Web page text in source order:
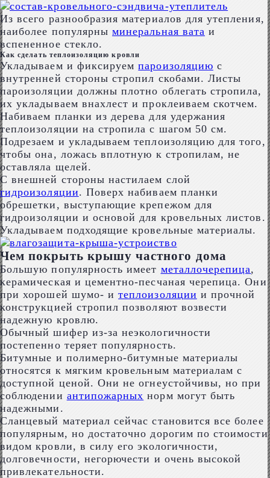
Из всего разнообразия материалов для утепления,
наиболее популярныминеральная вата и
вспененное стекло.
Как сделать теплоизоляцию кровли
Укладываем и фиксируемпароизоляцию с
внутренней стороны стропил скобами. Листы
пароизоляции должны плотно облегать стропила,
их укладываем внахлест и проклеиваем скотчем.
Набиваем планки из дерева для удержания
теплоизоляции на стропила с шагом 50 см.
Подрезаем и укладываем теплоизоляцию для того,
чтобы она, ложась вплотную к стропилам, не
оставляла щелей.
С внешней стороны настилаем слой
гидроизоляции. Поверх набиваем планки
обрешетки, выступающие крепежом для
гидроизоляции и основой для кровельных листов.
Укладываем подходящие кровельные материалы.
Чем покрыть крышу частного дома
Большую популярность имеет металлочерепица,
керамическая и цементно-песчаная черепица. Они
при хорошей шумо- итеплоизоляции и прочной
конструкцией стропил позволяют возвести
надежную кровлю.
Обычный шифер из-за неэкологичности
постепенно теряет популярность.
Битумные и полимерно-битумные материалы
относятся к мягким кровельным материалам с
доступной ценой. Они не огнеустойчивы, но при
соблюдении антипожарных норм могут быть
надежными.
Сланцевый материал сейчас становится все более
популярным, но достаточно дорогим по стоимости
видом кровли, в силу его экологичности,
долговечности, негорючести и очень высокой
привлекательности.